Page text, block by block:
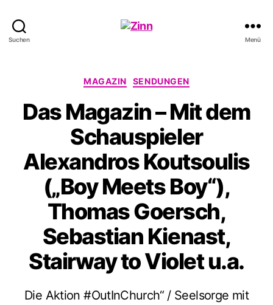
Suchen Menü
Kategorien
MAGAZIN SENDUNGEN
Das Magazin – Mit dem
Schauspieler
Alexandros Koutsoulis
(„Boy Meets Boy“),
Thomas Goersch,
Sebastian Kienast,
Stairway to Violet u.a.
Die Aktion #OutInChurch“ / Seelsorge mit